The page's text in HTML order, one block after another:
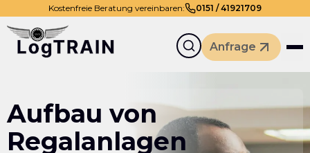
Kostenfreie Beratung vereinbaren: 0151 /41921709
Anfrage
Aufbau von
Regalanlagen